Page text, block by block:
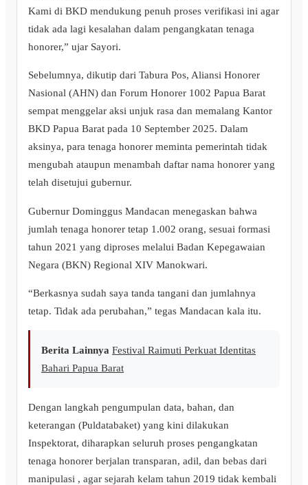
Kami di BKD mendukung penuh proses verifikasi ini agar
tidak ada lagi kesalahan dalam pengangkatan tenaga
honorer,” ujar Sayori.
Sebelumnya, dikutip dari Tabura Pos, Aliansi Honorer
Nasional (AHN) dan Forum Honorer 1002 Papua Barat
sempat menggelar aksi unjuk rasa dan memalang Kantor
BKD Papua Barat pada 10 September 2025. Dalam
aksinya, para tenaga honorer meminta pemerintah tidak
mengubah ataupun menambah daftar nama honorer yang
telah disetujui gubernur.
Gubernur Dominggus Mandacan menegaskan bahwa
jumlah tenaga honorer tetap 1.002 orang, sesuai formasi
tahun 2021 yang diproses melalui Badan Kepegawaian
Negara (BKN) Regional XIV Manokwari.
“Berkasnya sudah saya tanda tangani dan jumlahnya
tetap. Tidak ada perubahan,” tegas Mandacan kala itu.
Berita Lainnya Festival Raimuti Perkuat Identitas
Bahari Papua Barat
Dengan langkah pengumpulan data, bahan, dan
keterangan (Puldatabaket) yang kini dilakukan
Inspektorat, diharapkan seluruh proses pengangkatan
tenaga honorer berjalan transparan, adil, dan bebas dari
manipulasi , agar sejarah kelam tahun 2019 tidak kembali